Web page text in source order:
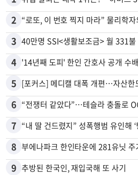
2 “로또, 이 번호 찍지 마라” 물리학
3 40만명 SSI<생활보조금> 월 331불
4 '14년째 도피' 한인 간호사 공개 수
5 [포커스] 메디캘 대폭 개편…자산한
6 “전쟁터 같았다”…테슬라 충돌로
7
8 부에나파크 한인타운에 281유닛
9 추방된 한국인, 재입국해 또 사기